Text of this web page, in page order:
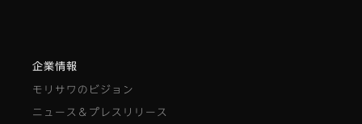
企業情報
モリサワのビジョン
ニュース＆プレスリリース